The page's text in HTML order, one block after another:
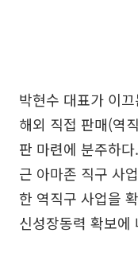
박현수 대표가 이
해외 직접 판매(역
판 마련에 분주하
근 아마존 직구 사
한 역직구 사업을
신성장동력 확보에